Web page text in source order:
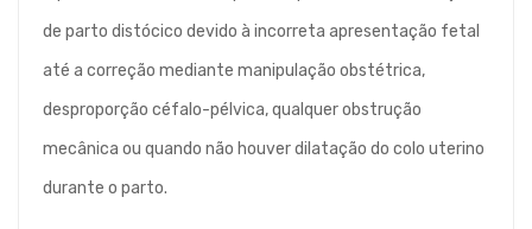
de parto distócico devido à incorreta apresentação fetal
até a correção mediante manipulação obstétrica,
desproporção céfalo-pélvica, qualquer obstrução
mecânica ou quando não houver dilatação do colo uterino
durante o parto.